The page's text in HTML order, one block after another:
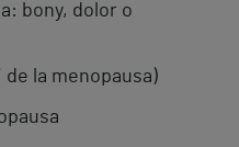
bony, dolor o
la menopausa)